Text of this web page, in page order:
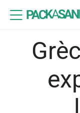
PACKA